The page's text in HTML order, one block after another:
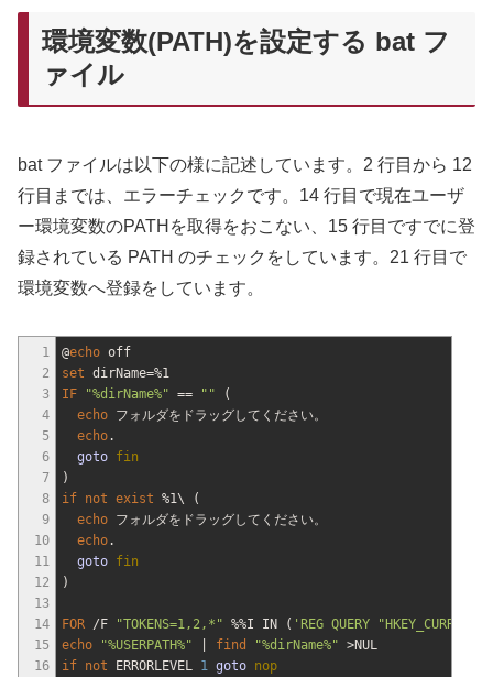
環境変数(PATH)を設定する bat フ
ァイル
bat ファイルは以下の様に記述しています。2 行目から 12
行目までは、エラーチェックです。14 行目で現在ユーザ
ー環境変数のPATHを取得をおこない、15 行目ですでに登
録されている PATH のチェックをしています。21 行目で
環境変数へ登録をしています。
1
2
3
4
5
6
7
8
9
10
11
12
13
14
15
16
@echo off
set dirName=%1
IF
"%dirName%" == ""
(
echo フォルダをドラッグしてください。
echo.
goto fin
)
if not exist %1\
(
echo フォルダをドラッグしてください。
echo.
goto fin
)
FOR /F "TOKENS=1,2,*" %%I IN ( 'REG QUERY
echo
"%USERPATH%" find "%dirName%" >NUL
if not ERRORLEVEL 1 goto nop